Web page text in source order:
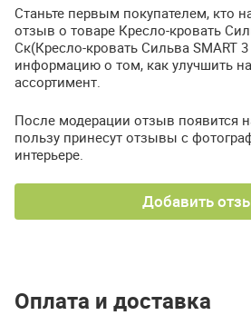
Станьте первым покупателем, кто
отзыв о товаре Кресло-кровать
Ск(Кресло-кровать Сильва SMART
информацию о том, как улучшить
ассортимент.
После модерации отзыв появится
пользу принесут отзывы с
интерьере.
Добавить
Оплата и доставка